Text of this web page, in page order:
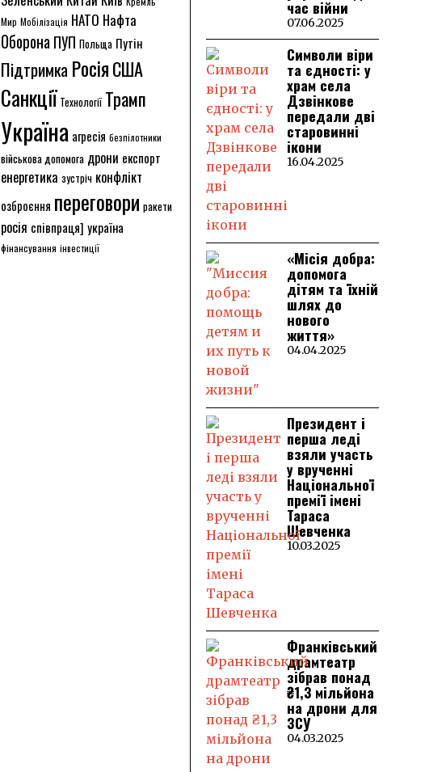
Мир Мобілізація НАТО Нафта
ОборонаПУП Польща Путін
Підтримка РосіяСША
Санкції Технології Трамп
Україна агресія безпілотники
військова допомога дрони експорт
енергетика зустріч конфлікт
озброєння переговори ракети
росія співпраця] україна
фінансування інвестиції
час війни
07.06.2025
Символи віри
та єдності: у
храм села
Дзвінкове
передали дві
старовинні
ікони
16.04.2025
«Місія добра:
допомога
дітям та їхній
шлях до
нового
життя»
04.04.2025
Президент і
перша леді
взяли участь
у врученні
Національної
премії імені
Тараса
Шевченка
10.03.2025
Франківський
драмтеатр
зібрав понад
₴1,3 мільйона
на дрони для
ЗСУ
04.03.2025